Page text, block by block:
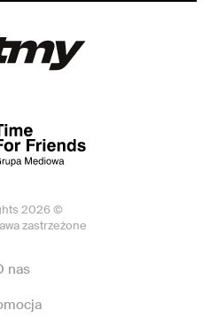
2026 ©
zastrzeżone
nas